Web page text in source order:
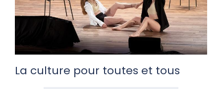
La culture pour toutes et tous